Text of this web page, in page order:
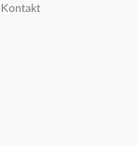
Kontakt